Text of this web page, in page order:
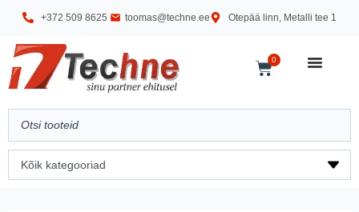
+372 509 8625 toomas@techne.ee Otepää linn, Metalli tee 1
0